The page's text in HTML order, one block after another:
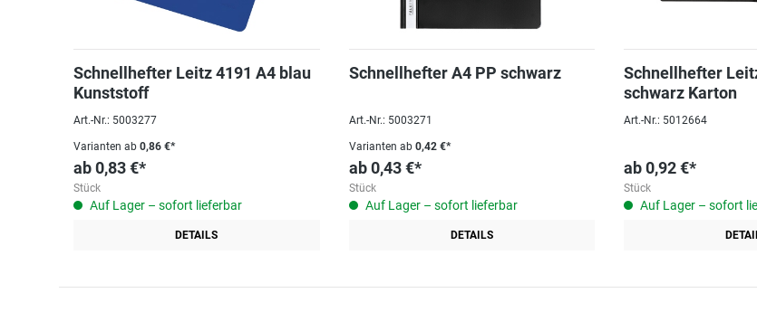
Schnellhefter Leitz 4191 A4 blau
Kunststoff
Art.-Nr.: 5003277
Varianten ab 0,86 €*
ab0,83 €*
Stück
Auf Lager – sofort lieferbar
DETAILS
Schnellhefter A4 PP schwarz
Art.-Nr.: 5003271
Varianten ab0,42 €*
ab 0,43 €*
Stück
Auf Lager – sofort lieferbar
DETAILS
Schnellhefter
schwarz Karton
Art.-Nr.: 5012664
ab0,92 €*
Stück
Auf Lager – sofort